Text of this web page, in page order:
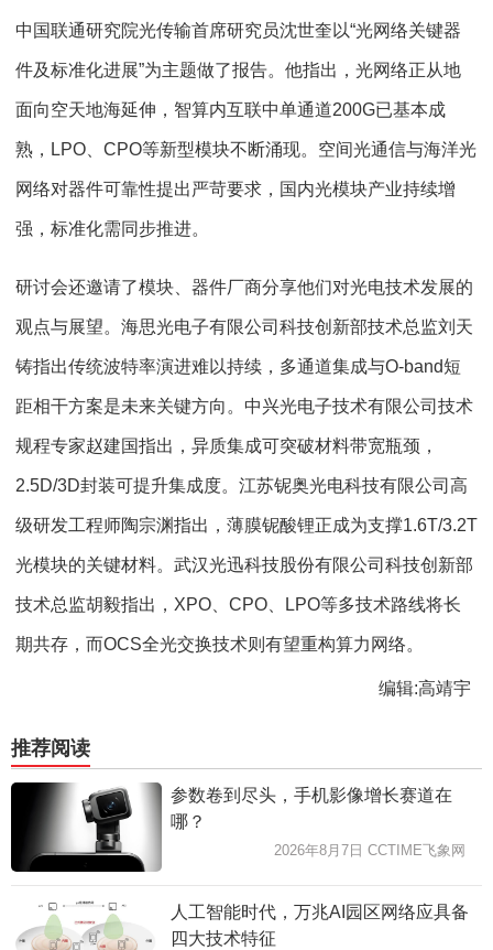
中国联通研究院光传输首席研究员沈世奎以“光网络关键器
件及标准化进展”为主题做了报告。他指出，光网络正从地
面向空天地海延伸，智算内互联中单通道200G已基本成
熟，LPO、CPO等新型模块不断涌现。空间光通信与海洋光
网络对器件可靠性提出严苛要求，国内光模块产业持续增
强，标准化需同步推进。
研讨会还邀请了模块、器件厂商分享他们对光电技术发展的
观点与展望。海思光电子有限公司科技创新部技术总监刘天
铸指出传统波特率演进难以持续，多通道集成与O-band短
距相干方案是未来关键方向。中兴光电子技术有限公司技术
规程专家赵建国指出，异质集成可突破材料带宽瓶颈，
2.5D/3D封装可提升集成度。江苏铌奥光电科技有限公司高
级研发工程师陶宗渊指出，薄膜铌酸锂正成为支撑1.6T/3.2T
光模块的关键材料。武汉光迅科技股份有限公司科技创新部
技术总监胡毅指出，XPO、CPO、LPO等多技术路线将长
期共存，而OCS全光交换技术则有望重构算力网络。
编辑:高靖宇
推荐阅读
参数卷到尽头，手机影像增长赛道在
哪？
2026年8月7日 CCTIME飞象网
人工智能时代，万兆AI园区网络应具备
四大技术特征